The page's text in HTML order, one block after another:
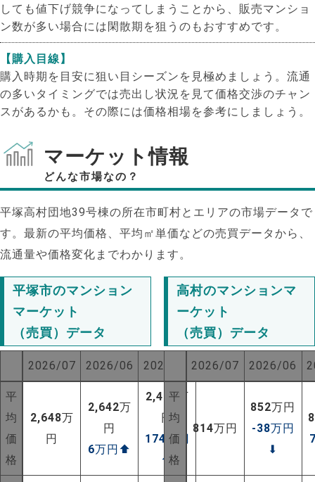
しても値下げ競争になってしまうことから、販売マンショ
ン数が多い場合には閑散期を狙うのもおすすめです。
【購入目線】
購入時期を目安に狙い目シーズンを見極めましょう。流通
の多いタイミングでは売出し状況を見て価格交渉のチャン
スがあるかも。その際には価格相場を参考にしましょう。
マーケット情報
どんな市場なの？
平塚高村団地39号棟の所在市町村とエリアの市場データで
す。最新の平均価格、平均㎡単価などの売買データから、
流通量や価格変化までわかります。
平塚市のマンション
マーケット
（売買）データ
2026/07 2026/06 2025/07
平
均
価
格
2,648万
円
2,642万
円
6万円 ⬆
2,474万
円
174 万円
⬆
高村のマンションマ
ーケット
（売買）データ
2026/07 2026/06
平
均
価
格
814万円
852万円
-38万円
⬇